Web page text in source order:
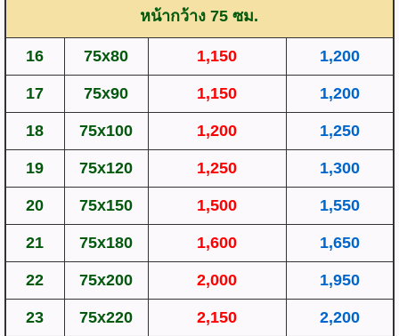
หน้ากว้าง 75 ซม.
16 75x80 1,150 1,200
17 75x90 1,150 1,200
18 75x100 1,200 1,250
19 75x120 1,250 1,300
20 75x150 1,500 1,550
21 75x180 1,600 1,650
22 75x200 2,000 1,950
23 75x220 2,150 2,200